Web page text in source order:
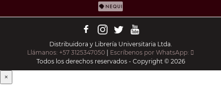
Distribuidora y Librería Universitaria Ltda.
Llámanos: +57 3125347050 | Escríbenos por WhatsApp:
Todos los derechos reservados - Copyright © 2026
×